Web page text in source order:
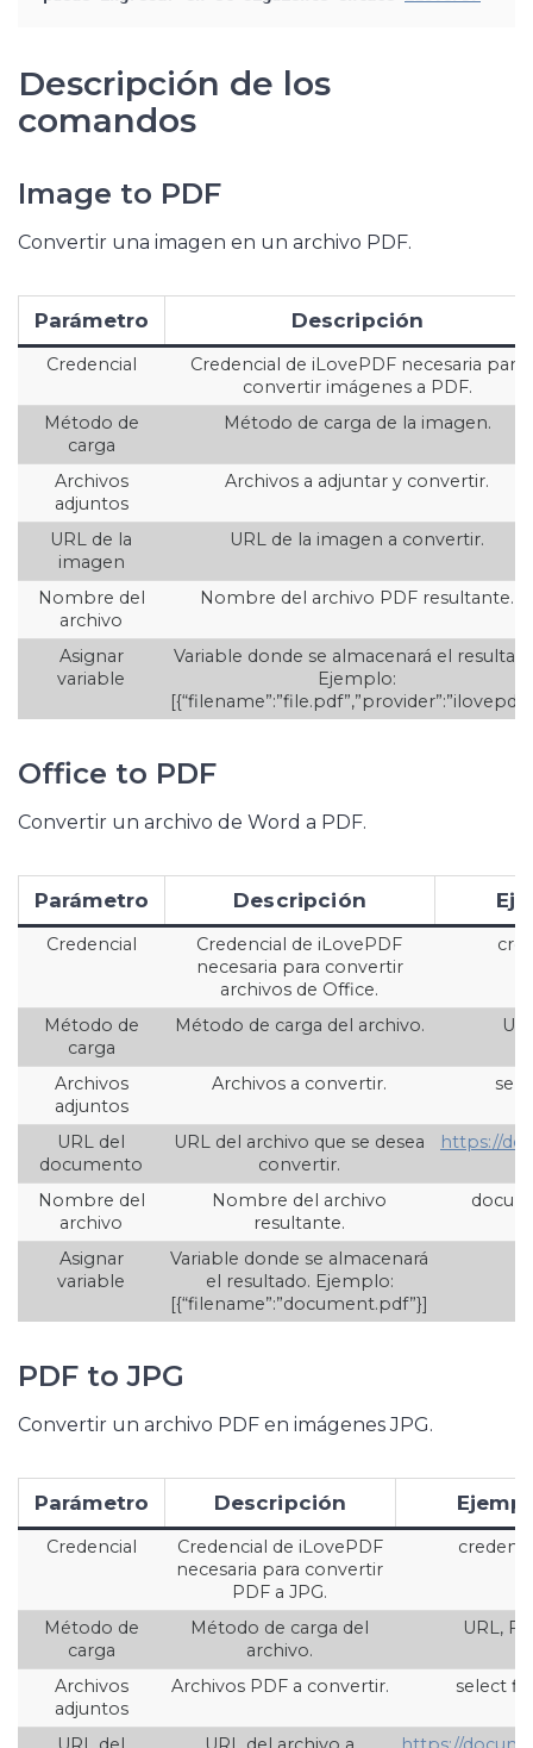
Descripción de los
comandos
Image to PDF
Convertir una imagen en un archivo PDF.
Parámetro Descripción
Credencial
Credencial de iLovePDF necesaria para
convertir imágenes a PDF.
Método de
carga
Método de carga de la imagen.
Archivos
adjuntos
Archivos a adjuntar y convertir.
URL de la
imagen
URL de la imagen a convertir.
Nombre del
archivo
Nombre del archivo PDF resultante.
Asignar
variable
Variable donde se almacenará el
Ejemplo:
Office to PDF
Convertir un archivo de Word a PDF.
Parámetro Descripción
Credencial
Credencial de iLovePDF
necesaria para convertir
archivos de Office.
Método de
carga
Método de carga del archivo.
Archivos
adjuntos
Archivos a convertir.
URL del
documento
URL del archivo que se desea
convertir.
https://
Nombre del
archivo
Nombre del archivo
resultante.
Asignar
variable
Variable donde se almacenará
el resultado. Ejemplo:
[{“filename”:”document.pdf”}]
PDF to JPG
Convertir un archivo PDF en imágenes JPG.
Parámetro Descripción
Credencial
Credencial de iLovePDF
necesaria para convertir
PDF a JPG.
Método de
carga
Método de carga del
archivo.
URL,
Archivos
adjuntos
Archivos PDF a convertir. select